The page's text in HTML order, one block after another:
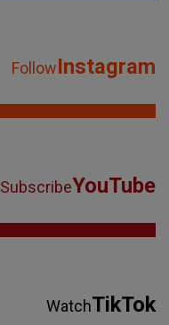
FollowInstagram
SubscribeYouTube
WatchTikTok